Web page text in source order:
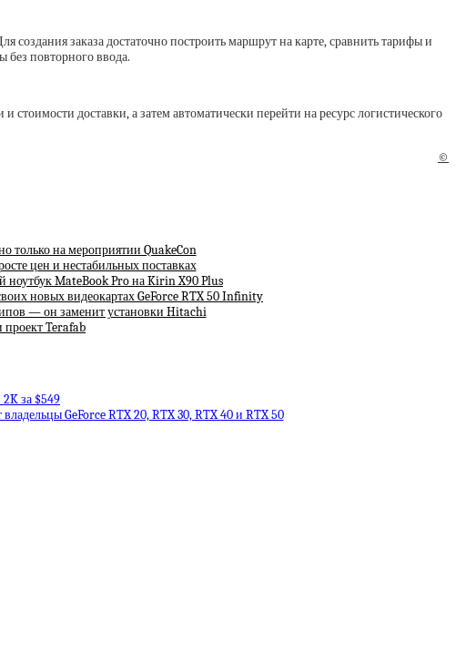
заказа достаточно построить маршрут на карте, сравнить тарифы и
без повторного ввода.
доставки, а затем автоматически перейти на ресурс логистического
©
только на мероприятии QuakeCon
цен и нестабильных поставках
MateBook Pro на Kirin X90 Plus
новых видеокартах GeForce RTX 50 Infinity
— он заменит установки Hitachi
проект Terafab
за $549
GeForce RTX 20, RTX 30, RTX 40 и RTX 50